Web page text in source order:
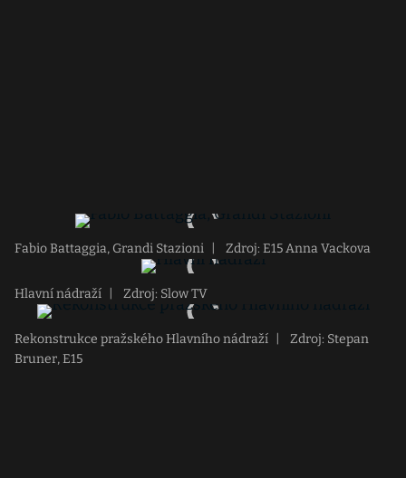
Fabio Battaggia, Grandi Stazioni Zdroj: E15 Anna Vackova
Hlavní nádraží Zdroj: Slow TV
Rekonstrukce pražského Hlavního nádraží
Zdroj: Stepan
Bruner, E15